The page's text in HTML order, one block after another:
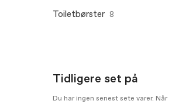
Toiletbørster 8
Tidligere set på
Du har ingen senest sete varer. Når